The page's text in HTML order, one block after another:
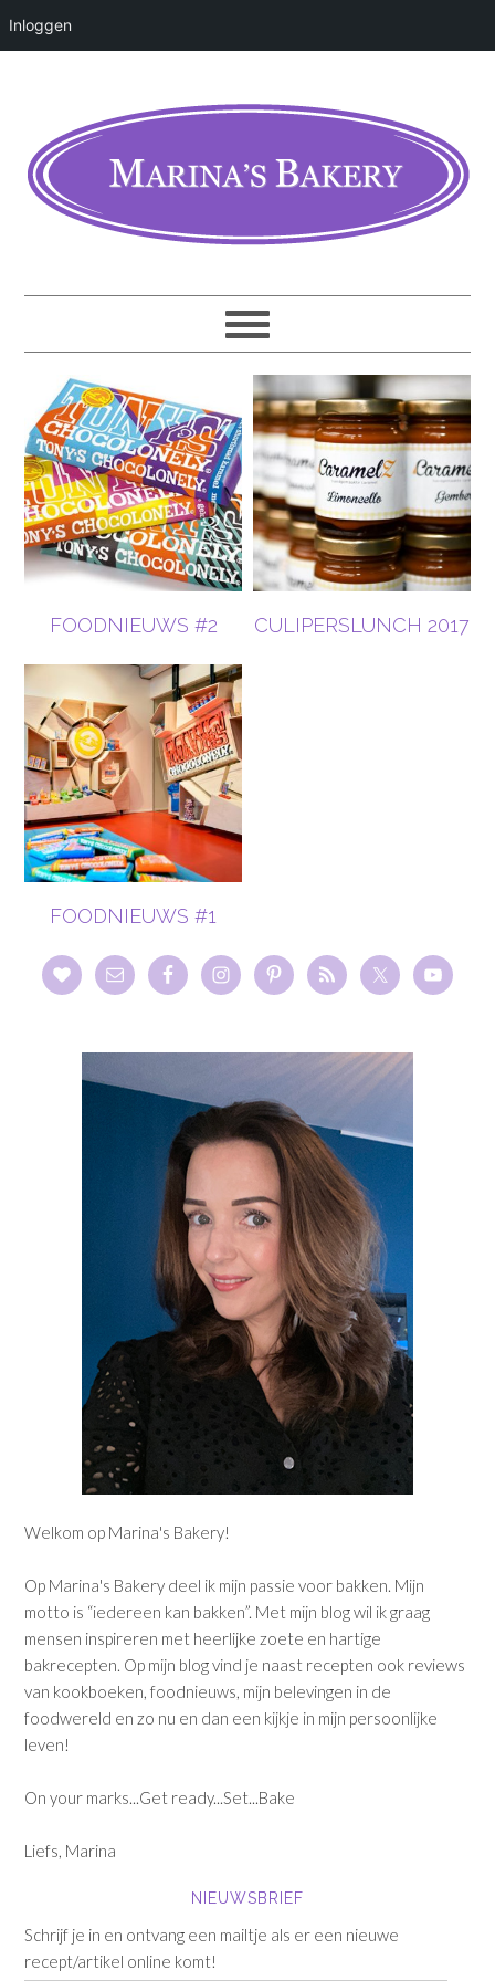
Inloggen
FOODNIEUWS #2 CULIPERSLUNCH 2017
FOODNIEUWS #1
Welkom op Marina's Bakery!
Op Marina's Bakery deel ik mijn passie voor bakken. Mijn
motto is “iedereen kan bakken”. Met mijn blog wil ik graag
mensen inspireren met heerlijke zoete en hartige
bakrecepten. Op mijn blog vind je naast recepten ook reviews
van kookboeken, foodnieuws, mijn belevingen in de
foodwereld en zo nu en dan een kijkje in mijn persoonlijke
leven!
On your marks...Get ready...Set...Bake
Liefs, Marina
NIEUWSBRIEF
Schrijf je in en ontvang een mailtje als er een nieuwe
recept/artikel online komt!